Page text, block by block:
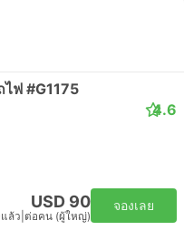
ฟ #G1175
4.6
USD 90
ล้ว ต่อคน (ผู้ใหญ่)
จองเลย